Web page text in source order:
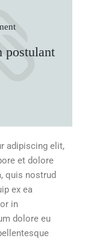
postulant
adipiscing elit,
et dolore
quis nostrud
ex ea
in
dolore eu